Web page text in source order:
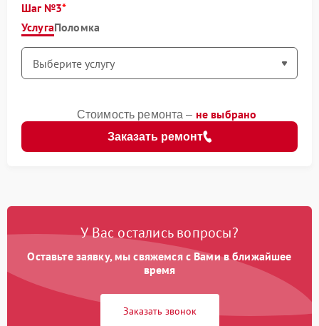
Шаг №3
УслугаПоломка
Заказать ремонт
Стоимость ремонта – не выбрано
У Вас остались вопросы?
Оставьте заявку, мы свяжемся с Вами в ближайшее
время
Заказать звонок